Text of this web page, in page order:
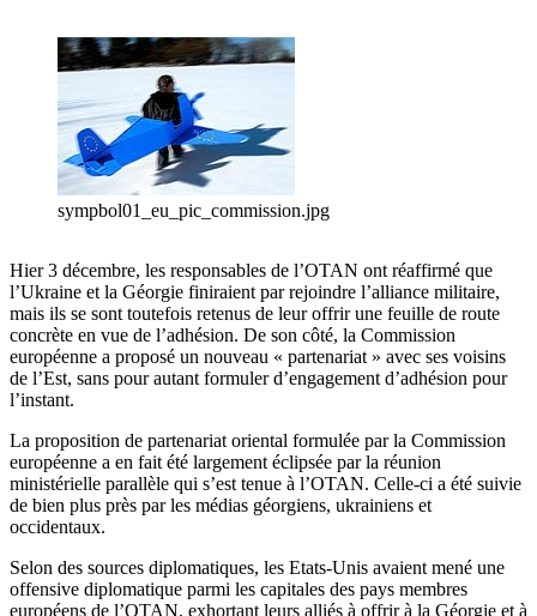
sympbol01_eu_pic_commission.jpg
Hier 3 décembre, les responsables de l’OTAN ont réaffirmé que
l’Ukraine et la Géorgie finiraient par rejoindre l’alliance militaire,
mais ils se sont toutefois retenus de leur offrir une feuille de route
concrète en vue de l’adhésion. De son côté, la Commission
européenne a proposé un nouveau « partenariat » avec ses voisins
de l’Est, sans pour autant formuler d’engagement d’adhésion pour
l’instant.
La proposition de partenariat oriental formulée par la Commission
européenne a en fait été largement éclipsée par la réunion
ministérielle parallèle qui s’est tenue à l’OTAN. Celle-ci a été suivie
de bien plus près par les médias géorgiens, ukrainiens et
occidentaux.
Selon des sources diplomatiques, les Etats-Unis avaient mené une
offensive diplomatique parmi les capitales des pays membres
européens de l’OTAN, exhortant leurs alliés à offrir à la Géorgie et à